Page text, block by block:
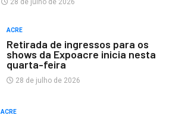
28 de julho de 2026
ACRE
Retirada de ingressos para os
shows da Expoacre inicia nesta
quarta-feira
28 de julho de 2026
ACRE